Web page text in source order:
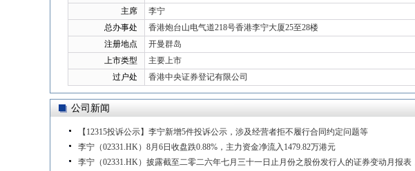
主席
李宁
总办事处
香港炮台山电气道218号香港李宁大厦25至28楼
注册地点
开曼群岛
上市类型
主要上市
过户处
香港中央证券登记有限公司
公司新闻
【12315投诉公示】李宁新增5件投诉公示，涉及经营者拒不履行合同约定问题等
李宁（02331.HK）8月6日收盘跌0.88%，主力资金净流入1479.82万港元
李宁（02331.HK）披露截至二零二六年七月三十一日止月份之股份发行人的证券变动月报表